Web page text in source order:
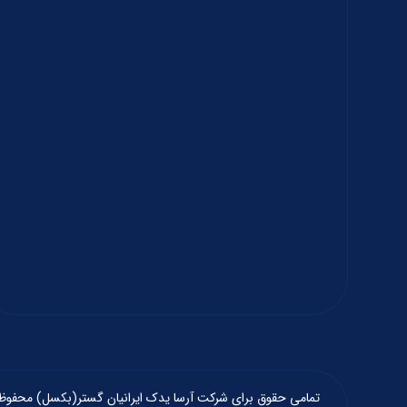
تمامی حقوق برای شرکت آرسا یدک ایرانیان گستر(بکسل)